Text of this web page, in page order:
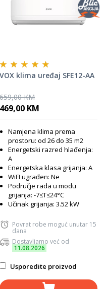
VOX klima uređaj SFE12-AA
659,00 KM
469,00 KM
Namjena klima prema
prostoru: od 26 do 35 m2
Energetski razred hlađenja:
A
Energetska klasa grijanja: A
WiFI ugrađen: Ne
Područje rada u modu
grijanja: -7≤T≤24°C
Učinak grijanja: 3.52 kW
Povrat robe moguć unutar 15
dana
Dostavljamo već od
11.08.2026
Usporedite proizvod